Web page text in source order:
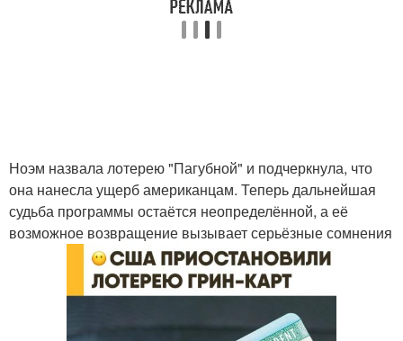
Ноэм назвала лотерею "Пагубной" и подчеркнула, что
она нанесла ущерб американцам. Теперь дальнейшая
судьба программы остаётся неопределённой, а её
возможное возвращение вызывает серьёзные сомнения